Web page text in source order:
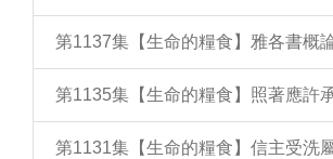
第1137集【生命的糧食】雅各書概
第1135集【生命的糧食】照著應許
第1131集【生命的糧食】信主受洗